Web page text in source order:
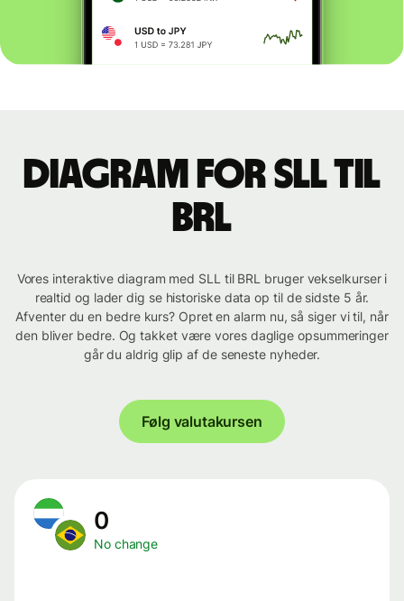
Diagram for SLL til
BRL
Vores interaktive diagram med SLL til BRL bruger vekselkurser i
realtid og lader dig se historiske data op til de sidste 5 år.
Afventer du en bedre kurs? Opret en alarm nu, så siger vi til, når
den bliver bedre. Og takket være vores daglige opsummeringer
går du aldrig glip af de seneste nyheder.
Følg valutakursen
0
No change